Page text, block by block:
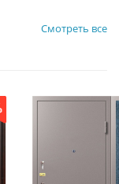
Смотреть все